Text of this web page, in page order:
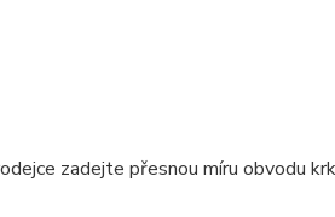
zadejte přesnou míru obvodu